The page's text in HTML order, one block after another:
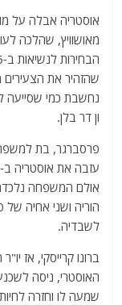
at
s
A
p
p
e
g
ra
m
l
אוסטריה אבלה על
שהזהיר את הצעירים
נחשבת כמי שסייעה
ון דר בלן.
אולם המשפחה
הוריה ושני אחיה
לשבדיה.
ברונו קרייסקי, אז
האוסטרי, ניסה
שמעה לו וחזרה